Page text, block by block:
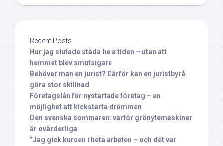
Recent Posts
Hur jag slutade städa hela tiden – utan att
hemmet blev smutsigare
Behöver man en jurist? Därför kan en juristbyrå
göra stor skillnad
Företagslån för nystartade företag – en
möjlighet att kickstarta drömmen
Den svenska sommaren: varför grönytemaskiner
är ovärderliga
”Jag gick kursen i heta arbeten – och det var